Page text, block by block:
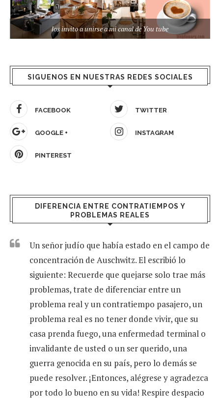
los invito a unirse a mi canal de You tube
SIGUENOS EN NUESTRAS REDES SOCIALES
FACEBOOK TWITTER
GOOGLE + INSTAGRAM
PINTEREST
DIFERENCIA ENTRE CONTRATIEMPOS Y
PROBLEMAS REALES
Un señor judío que había estado en el campo de
concentración de Auschwitz. El escribió lo
siguiente: Recuerde que quejarse solo trae más
problemas, trate de diferenciar entre un
problema real y un contratiempo pasajero, un
problema real es no tener donde vivir, que su
casa prenda fuego, una enfermedad terminal o
invalidante de usted o un ser querido, una
guerra genocida en su país, pero lo demás se
puede resolver. ¡Entonces, alégrese y agradezca
por todo lo bueno en su vida! Respire despacio